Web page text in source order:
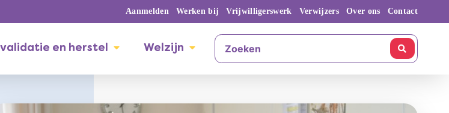
Aanmelden Werken bij Vrijwilligerswerk Verwijzers Over ons Contact
en herstel Welzijn